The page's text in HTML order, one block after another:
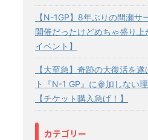
【N-1GP】8年ぶりの間瀬サ
開催だったけどめちゃ盛り上
イベント】
【大至急】奇跡の大復活を
ト『N-1 GP』に参加しない
【チケット購入急げ！】
カテゴリー